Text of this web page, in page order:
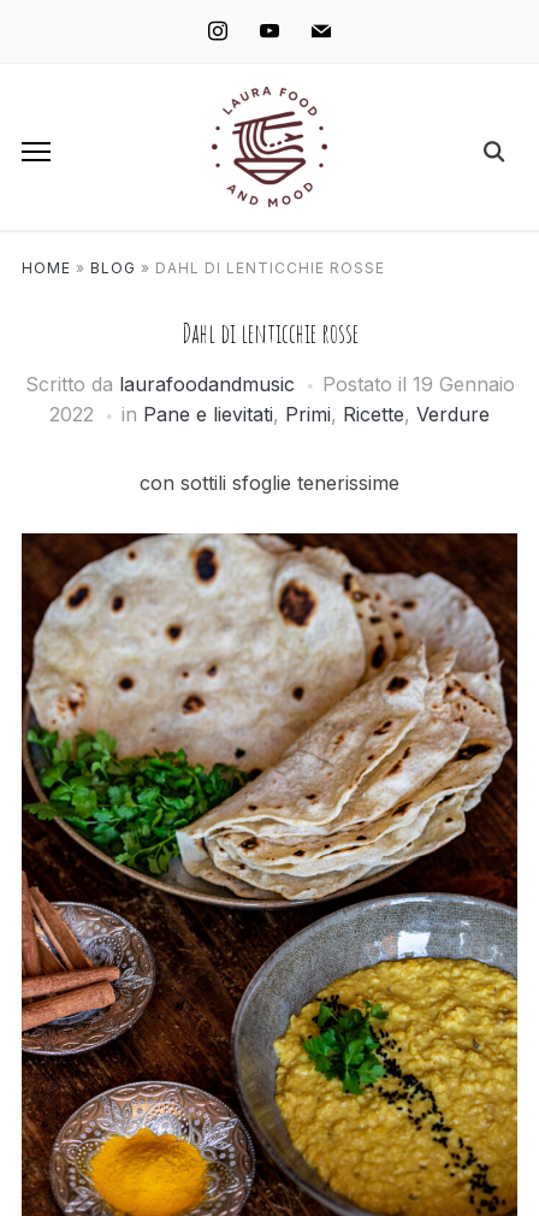
instagramyoutube mail
HOME » BLOG » DAHL DI LENTICCHIE ROSSE
Dahl di lenticchie rosse
Scritto da laurafoodandmusic Postato il 19 Gennaio
2022
in Pane e lievitati, Primi, Ricette, Verdure
con sottili sfoglie tenerissime